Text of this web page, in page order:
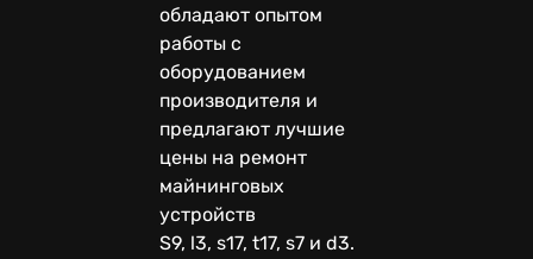
обладают опытом
работы с
оборудованием
производителя и
предлагают лучшие
цены на ремонт
майнинговых
устройств
S9, l3, s17, t17, s7 и d3.